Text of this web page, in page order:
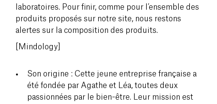
laboratoires. Pour finir, comme pour l’ensemble des
produits proposés sur notre site, nous restons
alertes sur la composition des produits.
[Mindology]
Son origine : Cette jeune entreprise française a
été fondée par Agathe et Léa, toutes deux
passionnées par le bien-être. Leur mission est